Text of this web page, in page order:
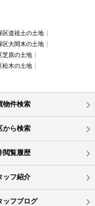
区道祖土の土地
区大間木の土地
芝原の土地
松木の土地
物件検索
から検索
閲覧履歴
ッフ紹介
ッフブログ